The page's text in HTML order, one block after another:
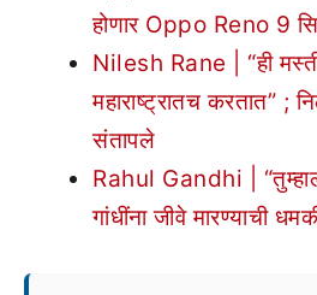
होणार Oppo Reno 9
Nilesh Rane | “ही
महाराष्ट्रातच करतात” ;
संतापले
Rahul Gandhi |
गांधींना जीवे मारण्याची